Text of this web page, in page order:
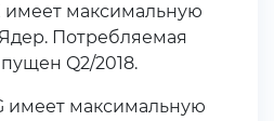
имеет максимальную
Ядер. Потребляемая
Q2/2018.
имеет максимальную